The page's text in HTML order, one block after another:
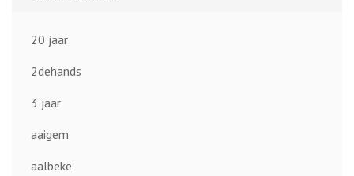
20 jaar
2dehands
3 jaar
aaigem
aalbeke